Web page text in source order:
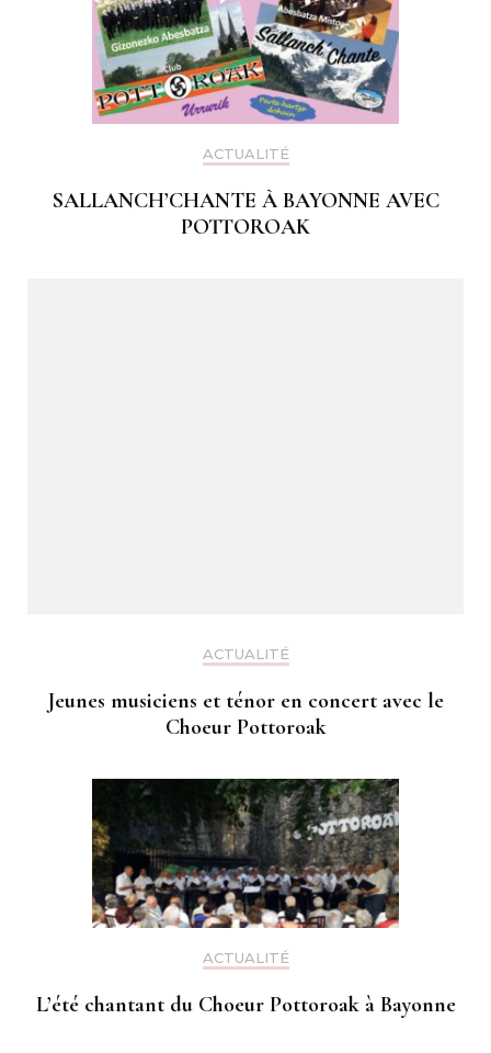
ACTUALITÉ
SALLANCH’CHANTE À BAYONNE AVEC
POTTOROAK
ACTUALITÉ
Jeunes musiciens et ténor en concert avec le
Choeur Pottoroak
ACTUALITÉ
L’été chantant du Choeur Pottoroak à Bayonne